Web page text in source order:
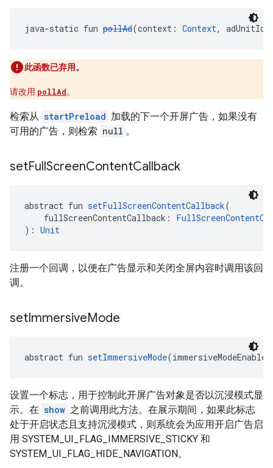
java-static fun pollAd(context: Context,
此函数已弃用。
请改用 pollAd。
检索从 startPreload 加载的下一个开屏广告，如果没有
可用的广告，则检索 null 。
setFullScreenContentCallback
abstract fun setFullScreenContentCallback(
fullScreenContentCallback:
): Unit
注册一个回调，以便在广告显示和关闭全屏内容时调用该回
调。
setImmersiveMode
abstract fun setImmersiveMode
设置一个标志，用于控制此开屏广告对象是否以沉浸模式显
示。在 show 之前调用此方法。在展示期间，如果此标志
处于开启状态且支持沉浸模式，则系统会为应用开启广告启
用 SYSTEM_UI_FLAG_IMMERSIVE_STICKY 和
SYSTEM_UI_FLAG_HIDE_NAVIGATION。